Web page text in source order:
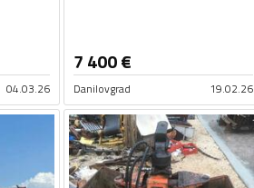
04.03.26
7 400€
Danilovgrad 19.02.26